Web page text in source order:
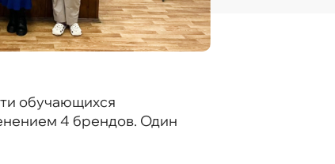
обучающихся
4 брендов. Один